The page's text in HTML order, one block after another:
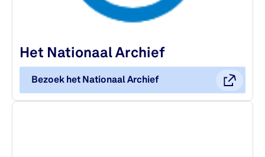
Het Nationaal Archief
Bezoek het Nationaal Archief